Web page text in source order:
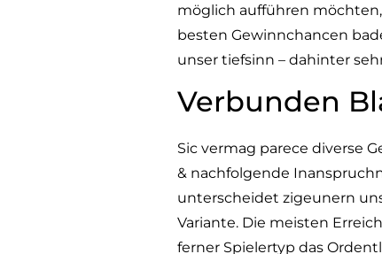
möglich aufführen
besten Gewinnchancen
unser tiefsinn – dahinter
Verbunden
Sic vermag parece diverse
& nachfolgende
unterscheidet zigeunern
Variante. Die meisten
ferner Spielertyp das